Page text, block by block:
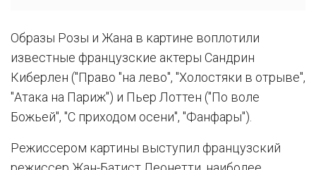
Образы Розы и Жана в картине воплотили
известные французские актеры Сандрин
Киберлен ("Право "на лево", "Холостяки в отрыве",
"Атака на Париж") и Пьер Лоттен ("По воле
Божьей", "С приходом осени", "Фанфары").
Режиссером картины выступил французский